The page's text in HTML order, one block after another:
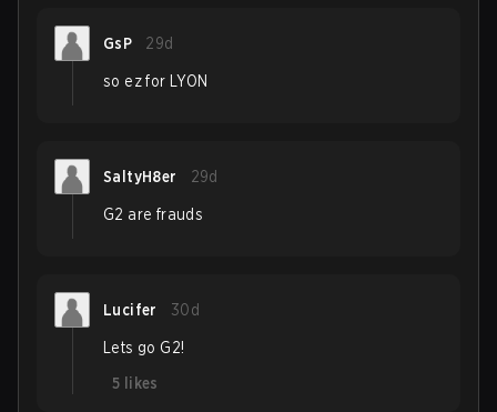
GsP 29d
so ez for LYON
SaltyH8er 29d
G2 are frauds
Lucifer 30d
Lets go G2!
5 likes